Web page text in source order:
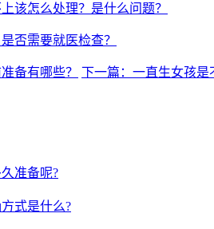
该怎么处理？是什么问题？
否需要就医检查？
备有哪些？
下一篇：一直生女孩是
准备呢?
式是什么?